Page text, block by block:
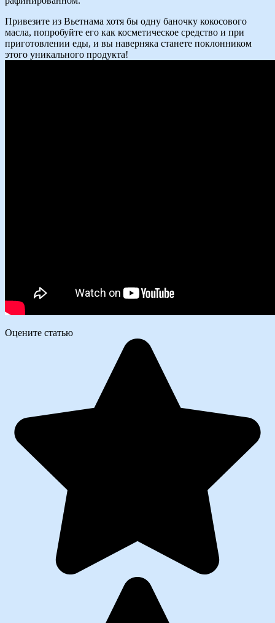
Привезите из Вьетнама хотя бы одну баночку кокосового
масла, попробуйте его как косметическое средство и при
приготовлении еды, и вы наверняка станете поклонником
этого уникального продукта!
Оцените статью